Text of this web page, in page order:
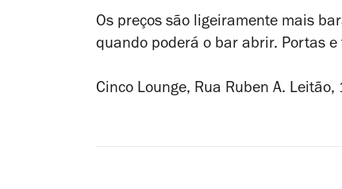
Os preços são ligeiramente mais
quando poderá o bar abrir. Portas e
Cinco Lounge, Rua Ruben A.